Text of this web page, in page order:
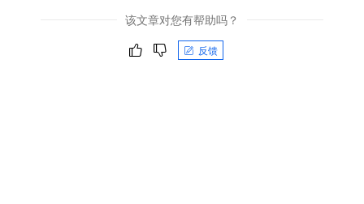
该文章对您有帮助吗？
反馈